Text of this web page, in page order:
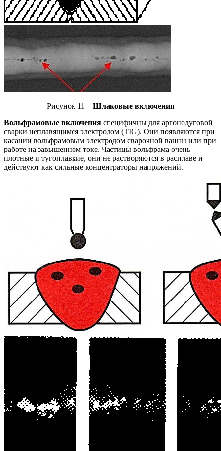
Рисунок 11 –Шлаковые включения
Вольфрамовые включения специфичны для аргонодуговой
сварки неплавящимся электродом (TIG). Они появляются при
касании вольфрамовым электродом сварочной ванны или при
работе на завышенном токе. Частицы вольфрама очень
плотные и тугоплавкие, они не растворяются в расплаве и
действуют как сильные концентраторы напряжений.